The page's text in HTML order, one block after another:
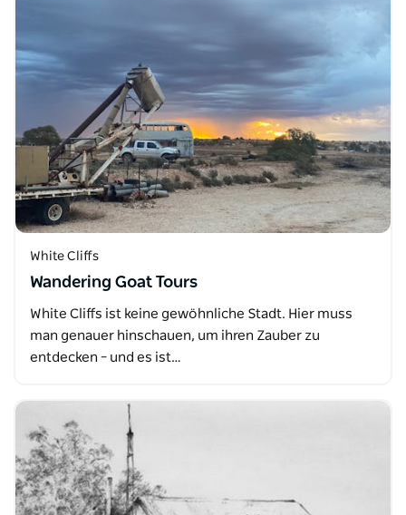
White Cliffs
Wandering Goat Tours
White Cliffs ist keine gewöhnliche Stadt. Hier muss
man genauer hinschauen, um ihren Zauber zu
entdecken – und es ist…